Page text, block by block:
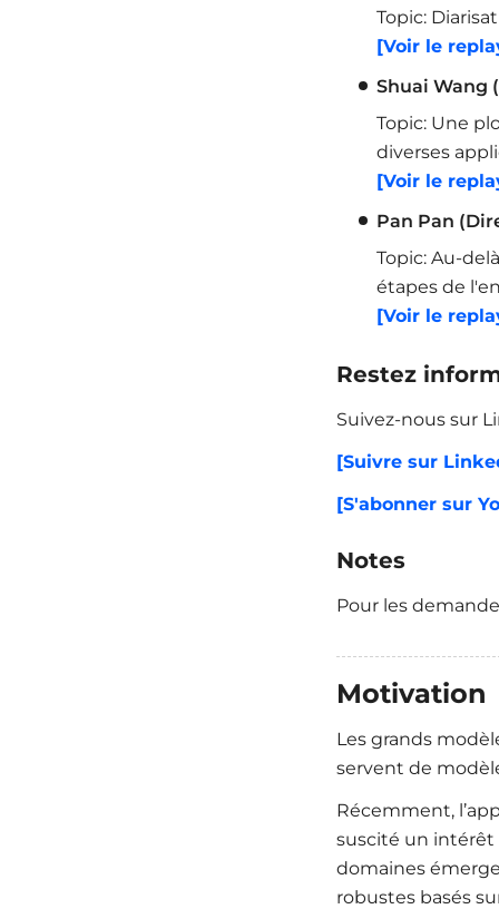
Topic:
[Voir le
Shuai Wang
Topic: Une
diverses
[Voir le
Pan Pan
Topic: Au-
étapes de
[Voir le
Restez
Suivez-nous sur
[Suivre sur
[S'abonner sur
Notes
Pour les
Motivation
Les grands
servent de
Récemment,
suscité un intérêt
domaines
robustes basés